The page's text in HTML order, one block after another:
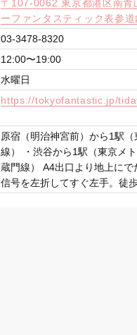
〒107-0062 東京都港区南青
ーファンタスティック表参道
03-3478-8320
12:00〜19:00
水曜日
https://tokyofantastic.jp/
原宿（明治神宮前）から1駅（
線） ・渋谷から1駅（東京メ
蔵門線） A4出口より地上に
信号を左折してすぐ左手。徒歩